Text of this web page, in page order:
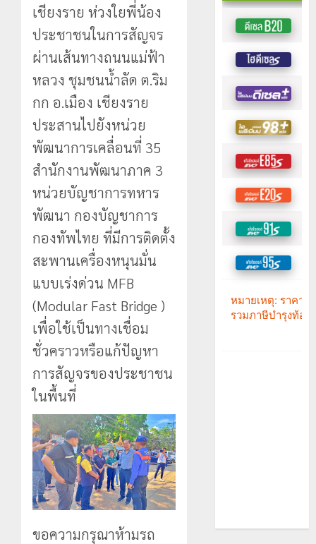
เชียงราย ห่วงใยพี่น้อง
ประชาชนในการสัญจร
ผ่านเส้นทางถนนแม่ฟ้า
หลวง ชุมชนน้ำลัด ต.ริม
กก อ.เมือง เชียงราย
ประสานไปยังหน่วย
พัฒนาการเคลื่อนที่ 35
สำนักงานพัฒนาภาค 3
หน่วยบัญชาการทหาร
พัฒนา กองบัญชาการ
กองทัพไทย ที่มีการติดตั้ง
สะพานเครื่องหนุนมั่น
แบบเร่งด่วน MFB
(Modular Fast Bridge )
เพื่อใช้เป็นทางเชื่อม
ชั่วคราวหรือแก้ปัญหา
การสัญจรของประชาชน
ในพื้นที่
ขอความกรุณาห้ามรถ